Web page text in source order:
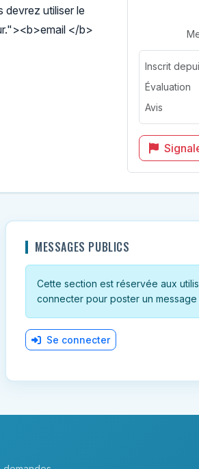
utiliser le
</b>
Inscrit
Évaluation
Avis
MESSAGES PUBLICS
Cette section est réservée aux
connecter pour poster un message
Se connecter